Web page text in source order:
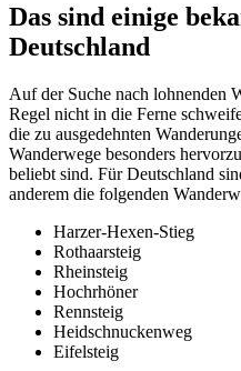
Das sind einige
Deutschland
Auf der Suche nach lohnenden
Regel nicht in die Ferne
die zu ausgedehnten
Wanderwege besonders
beliebt sind. Für Deutschland
anderem die folgenden
Harzer-Hexen-Stieg
Rothaarsteig
Rheinsteig
Hochrhöner
Rennsteig
Heidschnuckenweg
Eifelsteig